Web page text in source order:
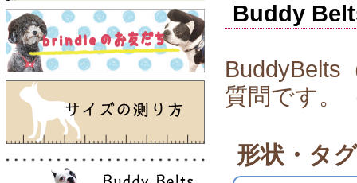
Buddy
BuddyBelts
質問です。
形状・タ